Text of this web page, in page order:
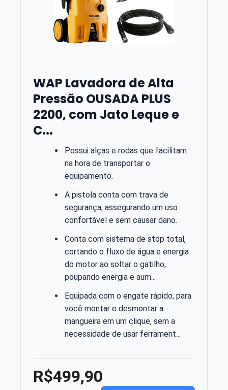
WAP Lavadora de Alta
Pressão OUSADA PLUS
2200, com Jato Leque e
C...
Possui alças e rodas que facilitam
na hora de transportar o
equipamento.
A pistola conta com trava de
segurança, assegurando um uso
confortável e sem causar dano.
Conta com sistema de stop total,
cortando o fluxo de água e energia
do motor ao soltar o gatilho,
poupando energia e aum...
Equipada com o engate rápido, para
você montar e desmontar a
mangueira em um clique, sem a
necessidade de usar ferrament...
R$499,90